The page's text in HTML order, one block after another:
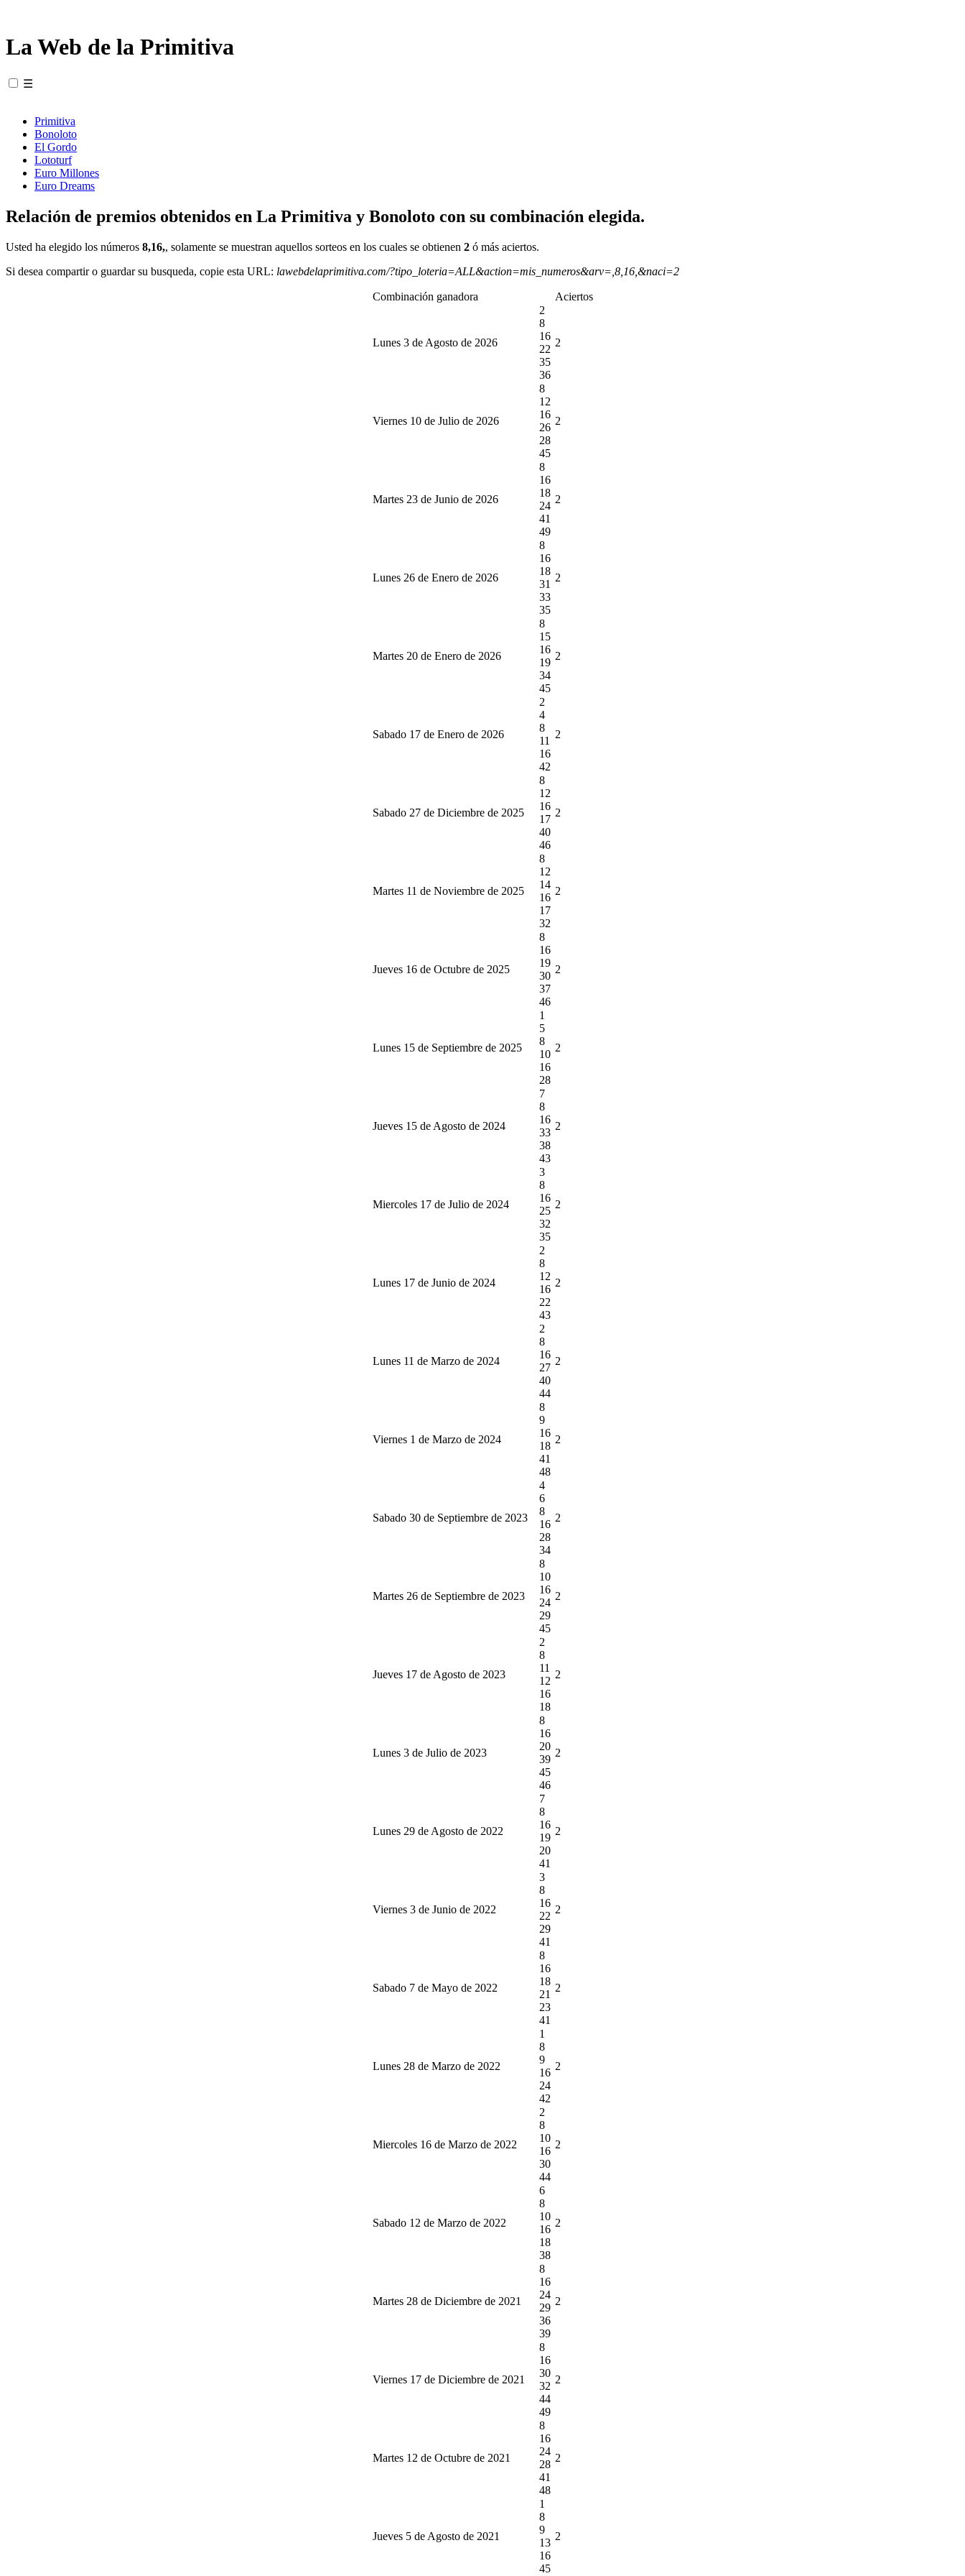
La Web de la Primitiva
☰
Primitiva
Bonoloto
El Gordo
Lototurf
Euro Millones
Euro Dreams
Relación de premios obtenidos en La Primitiva y Bonoloto con su combinación elegida.
Usted ha elegido los números 8,16,, solamente se muestran aquellos sorteos en los cuales se obtienen 2 ó más aciertos.
Si desea compartir o guardar su busqueda, copie esta URL: lawebdelaprimitiva.com/?tipo_loteria=ALL&action=mis_numeros&arv=,8,16,&naci=2
Combinación ganadora Aciertos
Lunes 3 de Agosto de 2026
2
8
16
22
35
36
2
Viernes 10 de Julio de 2026
8
12
16
26
28
45
2
Martes 23 de Junio de 2026
8
16
18
24
41
49
2
Lunes 26 de Enero de 2026
8
16
18
31
33
35
2
Martes 20 de Enero de 2026
8
15
16
19
34
45
2
Sabado 17 de Enero de 2026
2
4
8
11
16
42
2
Sabado 27 de Diciembre de 2025
8
12
16
17
40
46
2
Martes 11 de Noviembre de 2025
8
12
14
16
17
32
2
Jueves 16 de Octubre de 2025
8
16
19
30
37
46
2
Lunes 15 de Septiembre de 2025
1
5
8
10
16
28
2
Jueves 15 de Agosto de 2024
7
8
16
33
38
43
2
Miercoles 17 de Julio de 2024
3
8
16
25
32
35
2
Lunes 17 de Junio de 2024
2
8
12
16
22
43
2
Lunes 11 de Marzo de 2024
2
8
16
27
40
44
2
Viernes 1 de Marzo de 2024
8
9
16
18
41
48
2
Sabado 30 de Septiembre de 2023
4
6
8
16
28
34
2
Martes 26 de Septiembre de 2023
8
10
16
24
29
45
2
Jueves 17 de Agosto de 2023
2
8
11
12
16
18
2
Lunes 3 de Julio de 2023
8
16
20
39
45
46
2
Lunes 29 de Agosto de 2022
7
8
16
19
20
41
2
Viernes 3 de Junio de 2022
3
8
16
22
29
41
2
Sabado 7 de Mayo de 2022
8
16
18
21
23
41
2
Lunes 28 de Marzo de 2022
1
8
9
16
24
42
2
Miercoles 16 de Marzo de 2022
2
8
10
16
30
44
2
Sabado 12 de Marzo de 2022
6
8
10
16
18
38
2
Martes 28 de Diciembre de 2021
8
16
24
29
36
39
2
Viernes 17 de Diciembre de 2021
8
16
30
32
44
49
2
Martes 12 de Octubre de 2021
8
16
24
28
41
48
2
Jueves 5 de Agosto de 2021
1
8
9
13
16
45
2